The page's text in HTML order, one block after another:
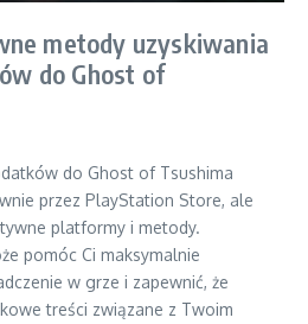
metody uzyskiwania
do Ghost of
do Ghost of Tsushima
przez PlayStation Store, ale
platformy i metody.
pomóc Ci maksymalnie
w grze i zapewnić, że
treści związane z Twoim